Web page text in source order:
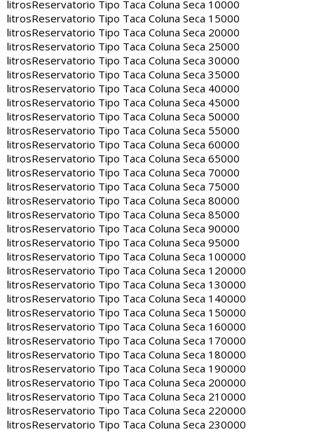
litrosReservatorio Tipo Taca Coluna Seca 10000
litrosReservatorio Tipo Taca Coluna Seca 15000
litrosReservatorio Tipo Taca Coluna Seca 20000
litrosReservatorio Tipo Taca Coluna Seca 25000
litrosReservatorio Tipo Taca Coluna Seca 30000
litrosReservatorio Tipo Taca Coluna Seca 35000
litrosReservatorio Tipo Taca Coluna Seca 40000
litrosReservatorio Tipo Taca Coluna Seca 45000
litrosReservatorio Tipo Taca Coluna Seca 50000
litrosReservatorio Tipo Taca Coluna Seca 55000
litrosReservatorio Tipo Taca Coluna Seca 60000
litrosReservatorio Tipo Taca Coluna Seca 65000
litrosReservatorio Tipo Taca Coluna Seca 70000
litrosReservatorio Tipo Taca Coluna Seca 75000
litrosReservatorio Tipo Taca Coluna Seca 80000
litrosReservatorio Tipo Taca Coluna Seca 85000
litrosReservatorio Tipo Taca Coluna Seca 90000
litrosReservatorio Tipo Taca Coluna Seca 95000
litrosReservatorio Tipo Taca Coluna Seca 100000
litrosReservatorio Tipo Taca Coluna Seca 120000
litrosReservatorio Tipo Taca Coluna Seca 130000
litrosReservatorio Tipo Taca Coluna Seca 140000
litrosReservatorio Tipo Taca Coluna Seca 150000
litrosReservatorio Tipo Taca Coluna Seca 160000
litrosReservatorio Tipo Taca Coluna Seca 170000
litrosReservatorio Tipo Taca Coluna Seca 180000
litrosReservatorio Tipo Taca Coluna Seca 190000
litrosReservatorio Tipo Taca Coluna Seca 200000
litrosReservatorio Tipo Taca Coluna Seca 210000
litrosReservatorio Tipo Taca Coluna Seca 220000
litrosReservatorio Tipo Taca Coluna Seca 230000